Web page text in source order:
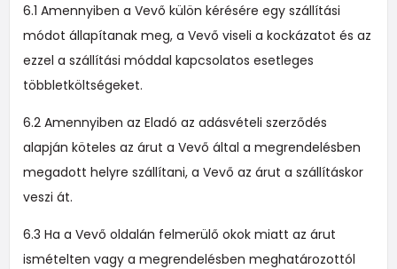
6.1 Amennyiben a Vevő külön kérésére egy szállítási
módot állapítanak meg, a Vevő viseli a kockázatot és az
ezzel a szállítási móddal kapcsolatos esetleges
többletköltségeket.
6.2 Amennyiben az Eladó az adásvételi szerződés
alapján köteles az árut a Vevő által a megrendelésben
megadott helyre szállítani, a Vevő az árut a szállításkor
veszi át.
6.3 Ha a Vevő oldalán felmerülő okok miatt az árut
ismételten vagy a megrendelésben meghatározottól